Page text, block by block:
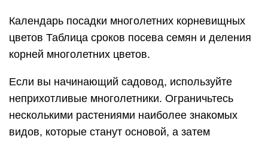
Календарь посадки многолетних корневищных
цветов Таблица сроков посева семян и деления
корней многолетних цветов.
Если вы начинающий садовод, используйте
неприхотливые многолетники. Ограничьтесь
несколькими растениями наиболее знакомых
видов, которые станут основой, а затем